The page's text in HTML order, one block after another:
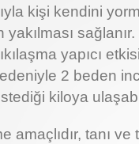
kişi kendini
yapıcı
2 beden
kiloya
amaçlıdır, tanı